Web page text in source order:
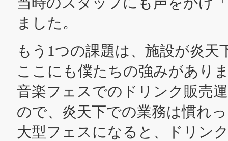
ました。
もう1つの課題は、施設が炎
ここにも僕たちの強みがあり
音楽フェスでのドリンク販売
ので、炎天下での業務は慣れ
大型フェスになると、ドリン